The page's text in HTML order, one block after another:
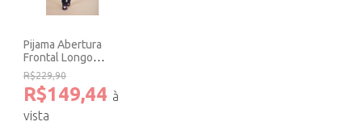
Pijama Abertura
Frontal Longo
Moletinho Poá.
R$229,90
R$149,44